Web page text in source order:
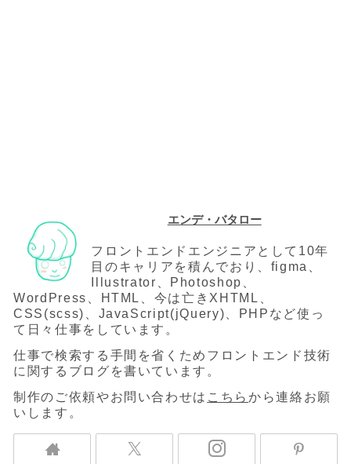
エンデ・バタロー
フロントエンドエンジニアとして10年
目のキャリアを積んでおり、figma、
Illustrator、Photoshop、
WordPress、HTML、今は亡きXHTML、
CSS(scss)、JavaScript(jQuery)、PHPなど使っ
て日々仕事をしています。
仕事で検索する手間を省くためフロントエンド技術
に関するブログを書いています。
制作のご依頼やお問い合わせは こちらから連絡お願
いします。